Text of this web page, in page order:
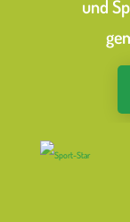
und